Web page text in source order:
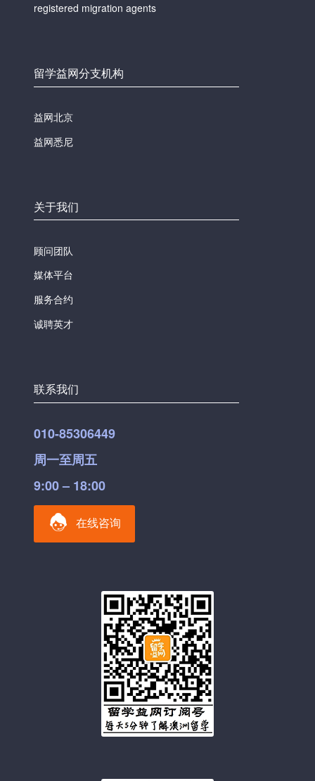
registered migration agents
留学益网分支机构
益网北京
益网悉尼
关于我们
顾问团队
媒体平台
服务合约
诚聘英才
联系我们
010-85306449
周一至周五
9:00 – 18:00
在线咨询